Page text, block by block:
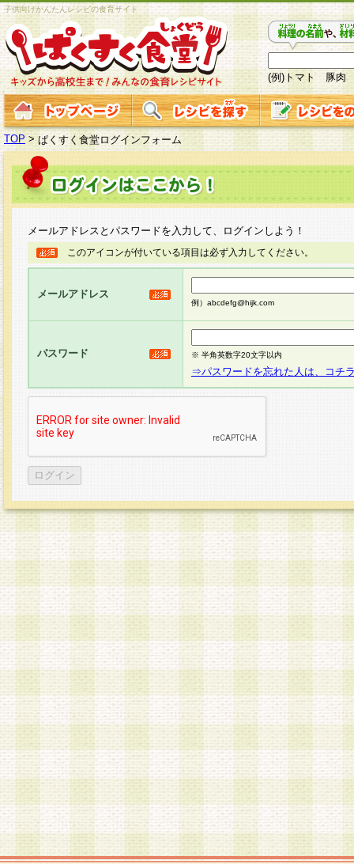
子供向けかんたんレシピの食育サイト
(例)トマト 豚肉
TOP > ぱくすく食堂ログインフォーム
メールアドレスとパスワードを入力して、ログインしよう！
このアイコンが付いている項目は必ず入力してください。
メールアドレス
例）abcdefg@hijk.com
パスワード ※ 半角英数字20文字以内
⇒パスワードを忘れた人は、コチ